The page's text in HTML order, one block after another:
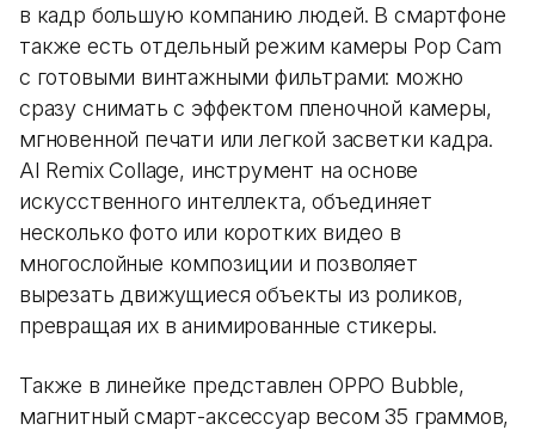
в кадр большую компанию людей. В смартфоне
также есть отдельный режим камеры Pop Cam
с готовыми винтажными фильтрами: можно
сразу снимать с эффектом пленочной камеры,
мгновенной печати или легкой засветки кадра.
AI Remix Collage, инструмент на основе
искусственного интеллекта, объединяет
несколько фото или коротких видео в
многослойные композиции и позволяет
вырезать движущиеся объекты из роликов,
превращая их в анимированные стикеры.
Также в линейке представлен OPPO Bubble,
магнитный смарт-аксессуар весом 35 граммов,